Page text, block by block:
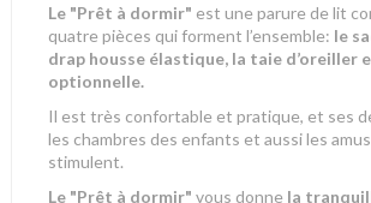
Le "Prêt à dormir" est une parure de lit
quatre pièces qui forment l’ensemble: le
drap housse élastique, la taie d’oreiller
optionnelle.
Il est très confortable et pratique, et ses
les chambres des enfants et aussi les
stimulent.
Le "Prêt à dormir" vous donne la